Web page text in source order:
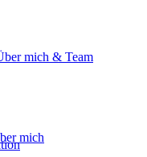
mich & Team
mich